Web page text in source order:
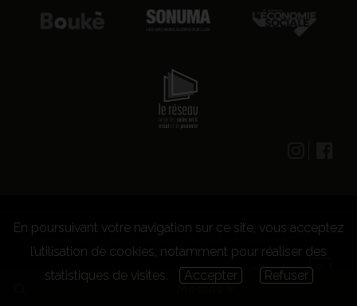
Medias
© 2026 CENTRE CULTUREL LES GRIGNOUX ASBL -
Kit presse
Conditions générales d'utilisation
concours
En poursuivant votre navigation sur ce site, vous acceptez
l’utilisation de cookies, notamment pour réaliser des
statistiques de visites.
Accepter
Refuser
Medias